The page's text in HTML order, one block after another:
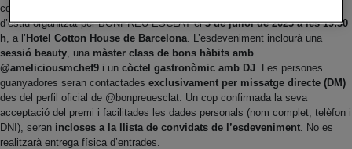
condicions, se sortejaran
d’estiu organitzat per BONPREU-ESCLAT el3 de juliol de 2025 a les 19:30
h, a l’ Hotel Cotton House de Barcelona. L’esdeveniment inclourà una
sessió beauty, una màster class de bons hàbits amb
@ameliciousmchef9 i un còctel gastronòmic amb DJ. Les persones
guanyadores seran contactades exclusivament per missatge directe (DM)
des del perfil oficial de @bonpreuesclat. Un cop confirmada la seva
acceptació del premi i facilitades les dades personals (nom complet, telèfon i
DNI), seran incloses a la llista de convidats de l’esdeveniment. No es
realitzarà entrega física d’entrades.